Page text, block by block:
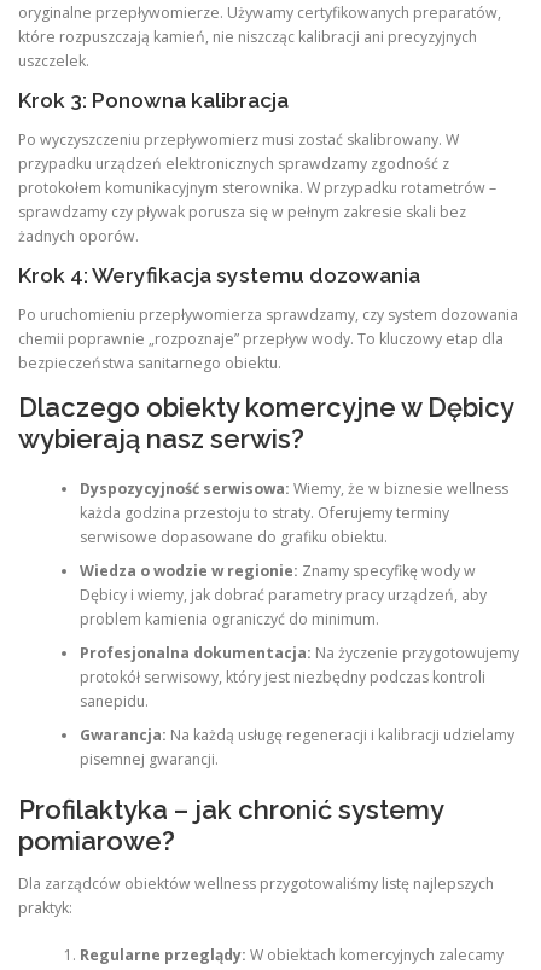
oryginalne przepływomierze. Używamy certyfikowanych preparatów,
które rozpuszczają kamień, nie niszcząc kalibracji ani precyzyjnych
uszczelek.
Krok 3: Ponowna kalibracja
Po wyczyszczeniu przepływomierz musi zostać skalibrowany. W
przypadku urządzeń elektronicznych sprawdzamy zgodność z
protokołem komunikacyjnym sterownika. W przypadku rotametrów –
sprawdzamy czy pływak porusza się w pełnym zakresie skali bez
żadnych oporów.
Krok 4: Weryfikacja systemu dozowania
Po uruchomieniu przepływomierza sprawdzamy, czy system dozowania
chemii poprawnie „rozpoznaje” przepływ wody. To kluczowy etap dla
bezpieczeństwa sanitarnego obiektu.
Dlaczego obiekty komercyjne w Dębicy
wybierają nasz serwis?
Dyspozycyjność serwisowa: Wiemy, że w biznesie wellness
każda godzina przestoju to straty. Oferujemy terminy
serwisowe dopasowane do grafiku obiektu.
Wiedza o wodzie w regionie: Znamy specyfikę wody w
Dębicy i wiemy, jak dobrać parametry pracy urządzeń, aby
problem kamienia ograniczyć do minimum.
Profesjonalna dokumentacja: Na życzenie przygotowujemy
protokół serwisowy, który jest niezbędny podczas kontroli
sanepidu.
Gwarancja: Na każdą usługę regeneracji i kalibracji udzielamy
pisemnej gwarancji.
Profilaktyka – jak chronić systemy
pomiarowe?
Dla zarządców obiektów wellness przygotowaliśmy listę najlepszych
praktyk:
Regularne przeglądy: W obiektach komercyjnych zalecamy